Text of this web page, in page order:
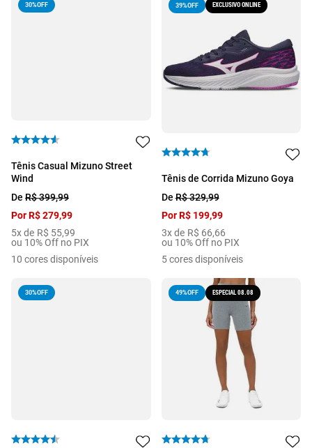
30%OFF
Tênis Casual Mizuno Street
Wind
De R$399,99
PorR$279,99
5x de R$ 55,99
ou 10% Off no PIX
10 cores disponíveis
39%OFF EXCLUSIVO ONLINE
Tênis de Corrida Mizuno Goya
DeR$329,99
PorR$ 199,99
3x de R$ 66,66
ou 10% Off no PIX
5 cores disponíveis
30%OFF 49%OFF ESPECIAL 08.08